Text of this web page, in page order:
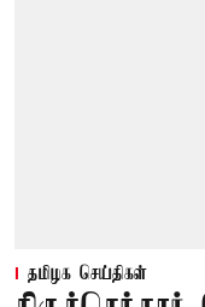
தமிழக செய்திகள்